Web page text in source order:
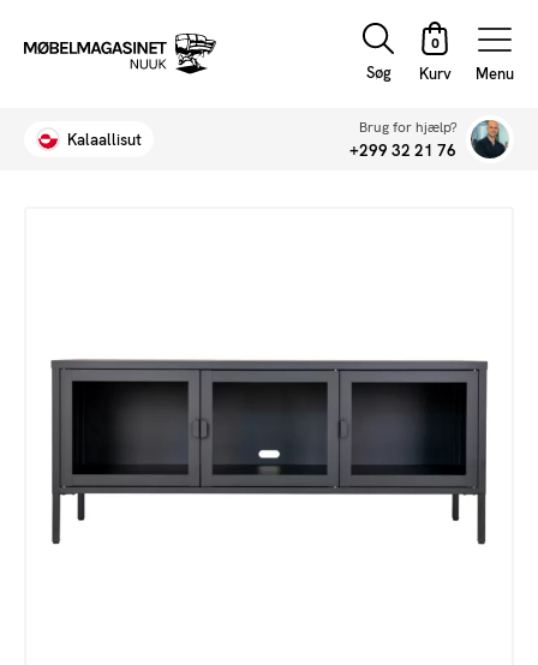
Søg Menu
Kalaallisut
Brug for hjælp?
+299 32 21 76